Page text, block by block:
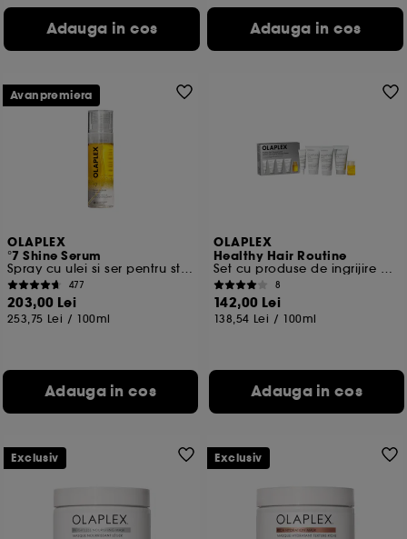
Adauga in cos Adauga in cos
OLAPLEX
°7 Shine Serum
Spray cu ulei si ser pentru stralucirea parului
477
203,00 Lei
253,75 Lei / 100ml
Adauga in cos
Avanpremiera
OLAPLEX
Healthy Hair Routine
Set cu produse de ingrijire mini pentru par
8
142,00 Lei
138,54 Lei / 100ml
Adauga in cos
Exclusiv Exclusiv